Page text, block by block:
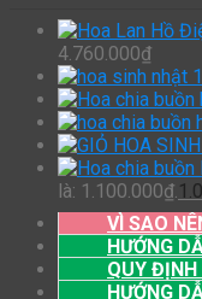
4.760.000₫
là: 1.100.000₫.
VÌ SAO
HƯỚNG
QUY ĐỊNH
HƯỚNG